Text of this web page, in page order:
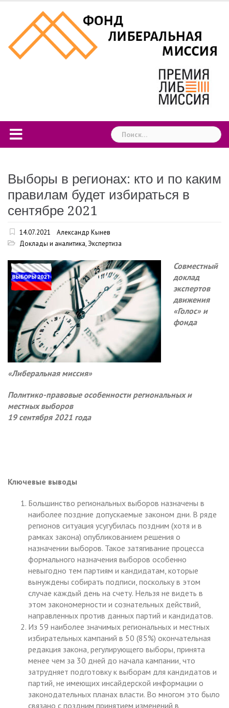
content
Найти:
Выборы в регионах: кто и по каким
правилам будет избираться в
сентябре 2021
14.07.2021
Александр Кынев
Доклады и аналитика,Экспертиза
Совместный
доклад
экспертов
движения
«Голос» и
фонда
«Либеральная миссия»
Политико-правовые особенности региональных и
местных выборов
19 сентября 2021 года
Ключевые выводы
Большинство региональных выборов назначены в
наиболее поздние допускаемые законом дни. В ряде
регионов ситуация усугубилась поздним (хотя и в
рамках закона) опубликованием решения о
назначении выборов. Такое затягивание процесса
формального назначения выборов особенно
невыгодно тем партиям и кандидатам, которые
вынуждены собирать подписи, поскольку в этом
случае каждый день на счету. Нельзя не видеть в
этом закономерности и сознательных действий,
направленных против данных партий и кандидатов.
Из 59 наиболее значимых региональных и местных
избирательных кампаний в 50 (85%) окончательная
редакция закона, регулирующего выборы, принята
менее чем за 30 дней до начала кампании, что
затрудняет подготовку к выборам для кандидатов и
партий, не имеющих инсайдерской информации о
законодательных планах власти. Во многом это было
связано с поздним принятием изменений в